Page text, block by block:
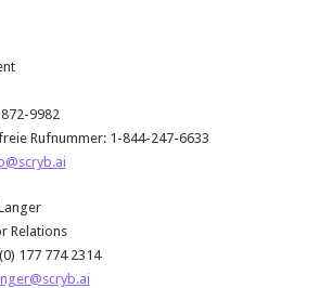
9982
Rufnummer: 1-844-247-6633
Relations
177 774 2314